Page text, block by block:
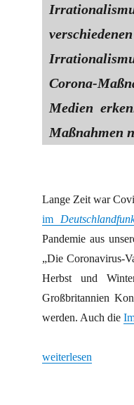
Corona-
Medien
Maßnahmen
Lange Zeit war
im
Pandemie aus
„Die Coronavirus-
Herbst und
Großbritannien
werden. Auch die
„Neue Corona-
weiterlesen